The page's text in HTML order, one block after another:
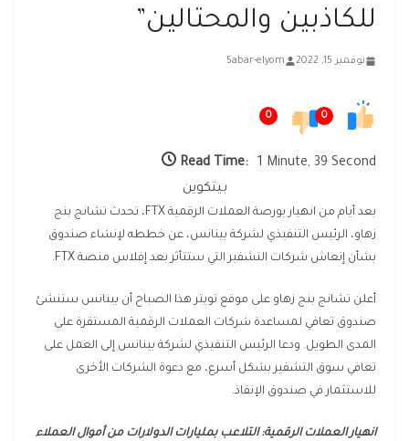
للكاذبين والمحتالين”
نوفمبر 15, 2022 5abar-elyom
0
0
Read Time:
1 Minute, 39 Second
بيتكوين
بعد أيام من انهيار بورصة العملات الرقمية FTX، تحدث تشانج بنج
زهاو، الرئيس التنفيذي لشركة بينانس، عن خططه لإنشاء صندوق
بشأن إنعاش شركات التشفير التي ستتأثر بعد إفلاس منصة FTX.
أعلن تشانج بنج زهاو على موقع تويتر هذا الصباح أن بينانس ستنشئ
صندوق تعافي لمساعدة شركات العملات الرقمية المستقرة على
المدى الطويل. ودعا الرئيس التنفيذي لشركة بينانس إلى العمل على
تعافي سوق التشفير بشكل أسرع، مع دعوة الشركات الأخرى
للاستثمار في صندوق الإنقاذ.
انهيار العملات الرقمية: التلاعب بمليارات الدولارات من أموال العملاء